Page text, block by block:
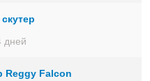
дней
Reggy Falcon